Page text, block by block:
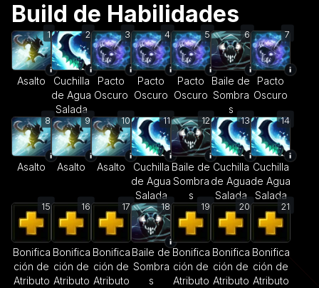
Build de Habilidades
1
Asalto
2
Cuchilla
de Agua
Salada
3
Pacto
Oscuro
4
Pacto
Oscuro
5
Pacto
Oscuro
6
Baile de
Sombra
s
7
Pacto
Oscuro
8
Asalto
9
Asalto
10
Asalto
11
Cuchilla
de Agua
Salada
12
Baile de
Sombra
s
13
Cuchilla
de Agua
Salada
14
Cuchilla
de Agua
Salada
15
Bonifica
ción de
Atributo
16
Bonifica
ción de
Atributo
17
Bonifica
ción de
Atributo
18
Baile de
Sombra
s
19
Bonifica
ción de
Atributo
20
Bonifica
ción de
Atributo
21
Bonifica
ción de
Atributo